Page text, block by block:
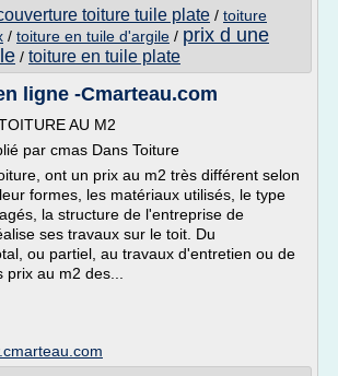
toiture tuile plate / toiture
/ toiture en tuile d'argile / prix d une
/ toiture en tuile plate
ligne -Cmarteau.com
AU M2
par cmas Dans Toiture
ont un prix au m2 très différent selon
formes, les matériaux utilisés, le type
la structure de l'entreprise de
ses travaux sur le toit. Du
ou partiel, au travaux d'entretien ou de
au m2 des...